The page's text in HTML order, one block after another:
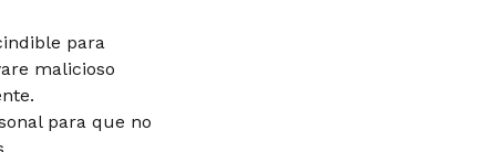
para
malicioso
para que no